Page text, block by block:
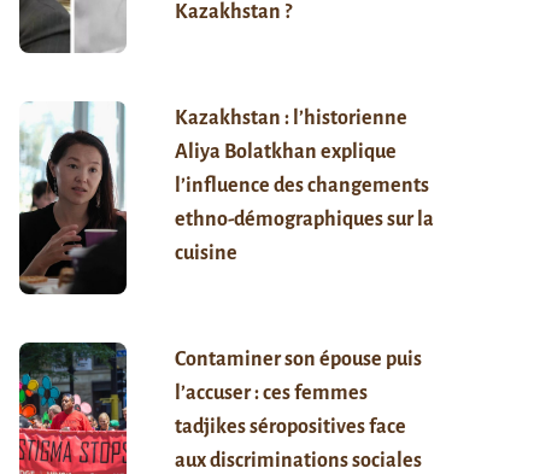
Kazakhstan ?
Kazakhstan : l’historienne
Aliya Bolatkhan explique
l’influence des changements
ethno-démographiques sur la
cuisine
Contaminer son épouse puis
l’accuser : ces femmes
tadjikes séropositives face
aux discriminations sociales